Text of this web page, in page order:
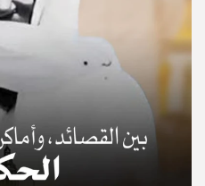
2025, APS